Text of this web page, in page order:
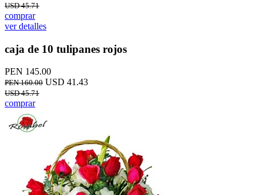
USD 45.71
comprar
ver detalles
caja de 10 tulipanes rojos
PEN 145.00
PEN 160.00 USD 41.43
USD 45.71
comprar